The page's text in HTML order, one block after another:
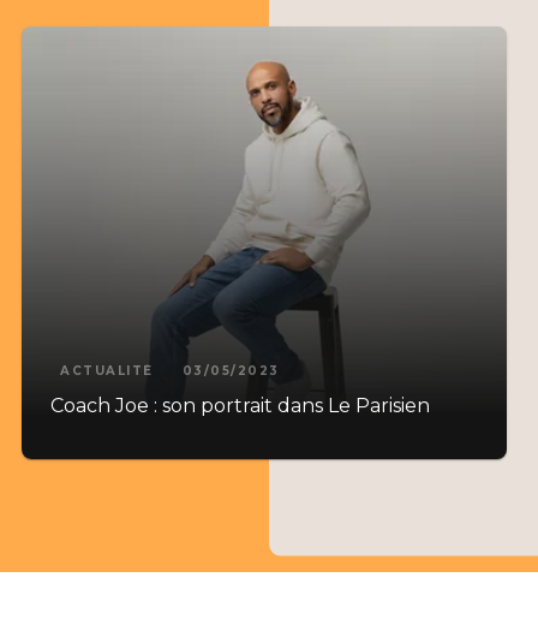
ACTUALITÉ 03/05/2023
Coach Joe : son portrait dans Le Parisien